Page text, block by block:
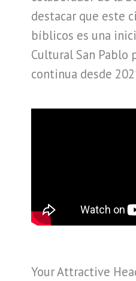
destacar que este
bíblicos es una
Cultural San Pablo
continua desde
Your Attractive